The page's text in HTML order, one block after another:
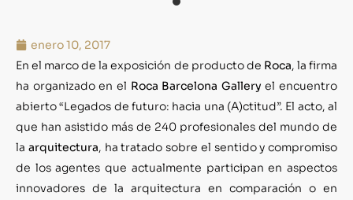
enero 10, 2017
En el marco de la exposición de producto de Roca, la firma
ha organizado en el Roca Barcelona Gallery el encuentro
abierto “Legados de futuro: hacia una (A)ctitud”. El acto, al
que han asistido más de 240 profesionales del mundo de
la arquitectura, ha tratado sobre el sentido y compromiso
de los agentes que actualmente participan en aspectos
innovadores de la arquitectura en comparación o en